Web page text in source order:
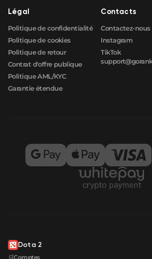
Légal
Politique de confidentialité
Politique de cookies
Politique de retour
Contrat d'offre publique
Politique AML/KYC
Garantie étendue
Contacts
Contactez-nous
Instagram
TikTok
Dota 2
🛒Comptes